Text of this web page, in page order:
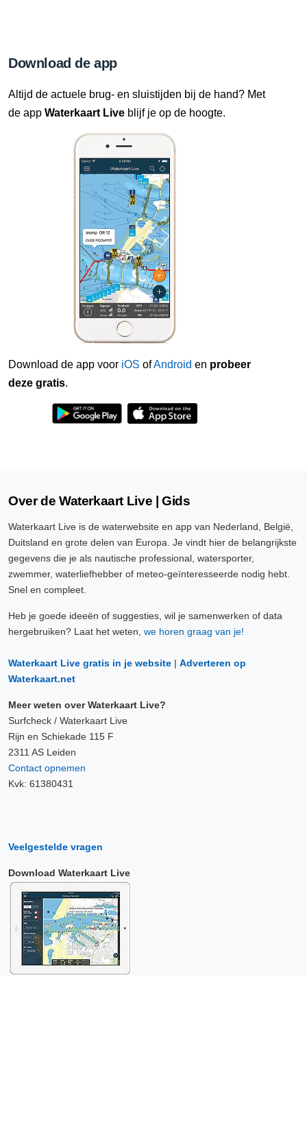
Download de app
Altijd de actuele brug- en sluistijden bij de hand? Met
de app Waterkaart Live blijf je op de hoogte.
Download de app voor iOS ofAndroid en probeer
deze gratis.
Over de Waterkaart Live | Gids
Waterkaart Live is de waterwebsite en app van Nederland, België,
Duitsland en grote delen van Europa. Je vindt hier de belangrijkste
gegevens die je als nautische professional, watersporter,
zwemmer, waterliefhebber of meteo-geïnteresseerde nodig hebt.
Snel en compleet.
Heb je goede ideeën of suggesties, wil je samenwerken of data
hergebruiken? Laat het weten, we horen graag van je!
Waterkaart Live gratis in je website | Adverteren op
Waterkaart.net
Meer weten over Waterkaart Live?
Surfcheck / Waterkaart Live
Rijn en Schiekade 115 F
2311 AS Leiden
Contact opnemen
Kvk: 61380431
Veelgestelde vragen
Download Waterkaart Live